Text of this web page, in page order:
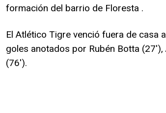
formación del barrio de Floresta .
El Atlético Tigre venció fuera de casa
goles anotados por Rubén Botta
(76′).